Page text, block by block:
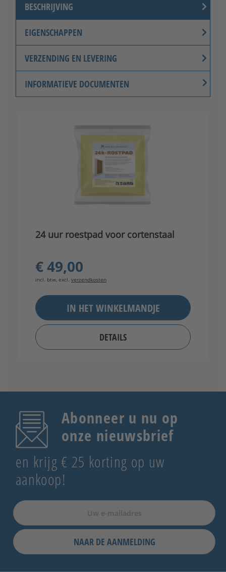
BESCHRIJVING
EIGENSCHAPPEN
VERZENDING EN LEVERING
INFORMATIEVE DOCUMENTEN
24 uur roestpad voor cortenstaal
€ 49,00
incl. btw, excl. verzendkosten
IN HET WINKELMANDJE
DETAILS
Abonneer u nu op
onze nieuwsbrief
en krijg € 25 korting op uw
aankoop!
NAAR DE AANMELDING